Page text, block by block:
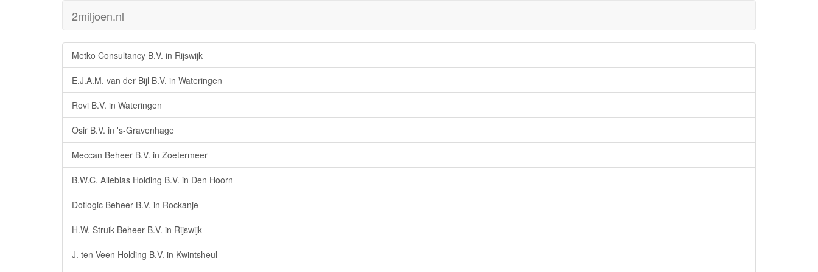
2miljoen.nl
Metko Consultancy B.V. in Rijswijk
E.J.A.M. van der Bijl B.V. in Wateringen
Rovi B.V. in Wateringen
Osir B.V. in 's-Gravenhage
Meccan Beheer B.V. in Zoetermeer
B.W.C. Alleblas Holding B.V. in Den Hoorn
Dotlogic Beheer B.V. in Rockanje
H.W. Struik Beheer B.V. in Rijswijk
J. ten Veen Holding B.V. in Kwintsheul